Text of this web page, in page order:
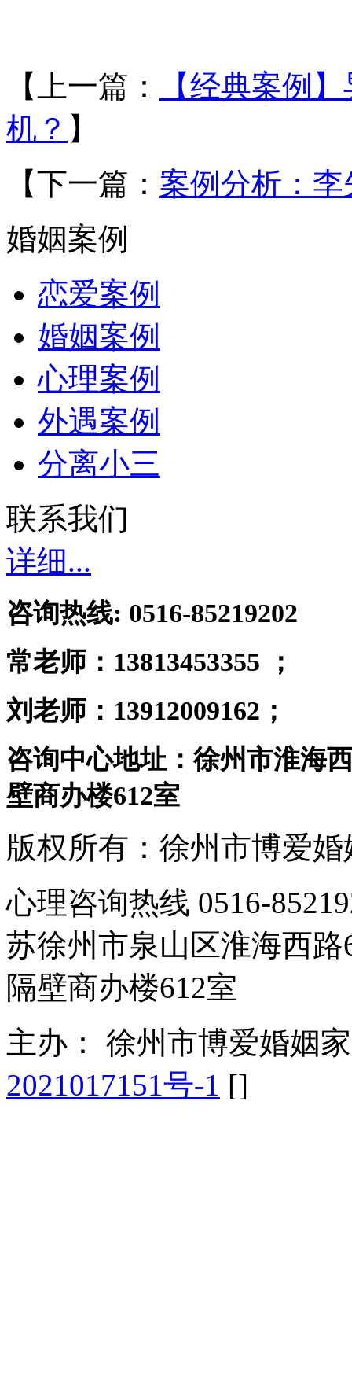
【上一篇：
【经典案例
机？ 】
【下一篇： 案例分析：
婚姻案例
恋爱案例
婚姻案例
心理案例
外遇案例
分离小三
联系我们
详细...
咨询热线: 0516-85219202
常老师： 13813453355 ；
刘老师：13912009162；
咨询中心地址：徐州市淮海
壁商办楼612室
版权所有：徐州市博爱
心理咨询热线 0516-
苏徐州市泉山区淮海西
隔壁商办楼612室
主办： 徐州市博爱婚姻
2021017151号-1 []